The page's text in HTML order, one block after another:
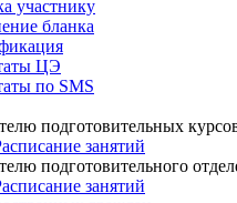
участнику
бланка
ЦЭ
по SMS
подготовительных
занятий
подготовительного
занятий